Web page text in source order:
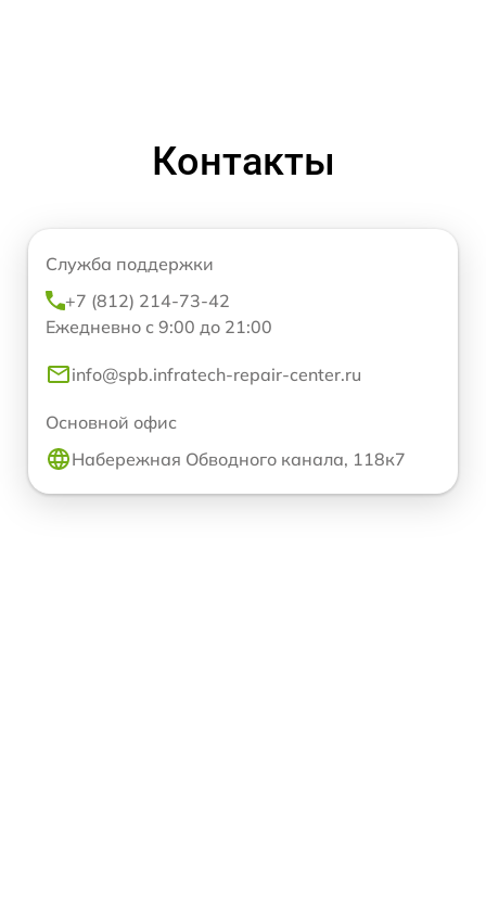
Контакты
Служба поддержки
+7 (812) 214-73-42
Ежедневно с 9:00 до 21:00
info@spb.infratech-repair-center.ru
Основной офис
Набережная Обводного канала, 118к7